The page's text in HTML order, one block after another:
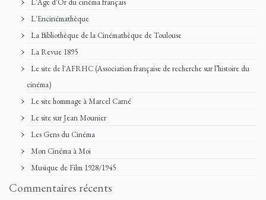
L'Age d'Or du cinéma français
L'Encinémathèque
La Bibliothèque de la Cinémathèque de Toulouse
La Revue 1895
Le site de l'AFRHC (Association française de recherche sur l’histoire du
cinéma)
Le site hommage à Marcel Carné
Le site sur Jean Mounier
Les Gens du Cinéma
Mon Cinéma à Moi
Musique de Film 1928/1945
Commentaires récents